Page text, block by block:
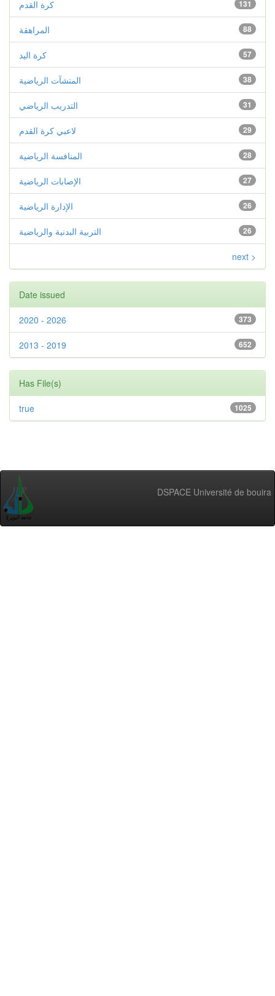
131 كرة القدم
88 المراهقة
57 كرة اليد
38 المنشآت الرياضية
31 التدريب الرياضي
29 لاعبي كرة القدم
28 المنافسة الرياضية
27 الإصابات الرياضية
26 الإدارة الرياضية
26 التربية البدنية والرياضية
next >
Date issued
373
2020 - 2026
652
2013 - 2019
Has File(s)
1025
true
DSPACE Université de bouira